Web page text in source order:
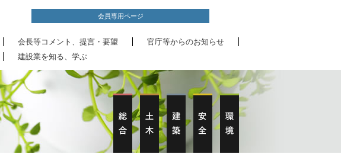
会員専用ページ
会長等コメント、提言・要望
官庁等からのお知らせ
建設業を知る、学ぶ